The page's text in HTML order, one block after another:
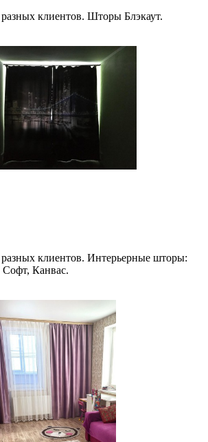
клиентов. Шторы Блэкаут.
клиентов. Интерьерные шторы:
Канвас.